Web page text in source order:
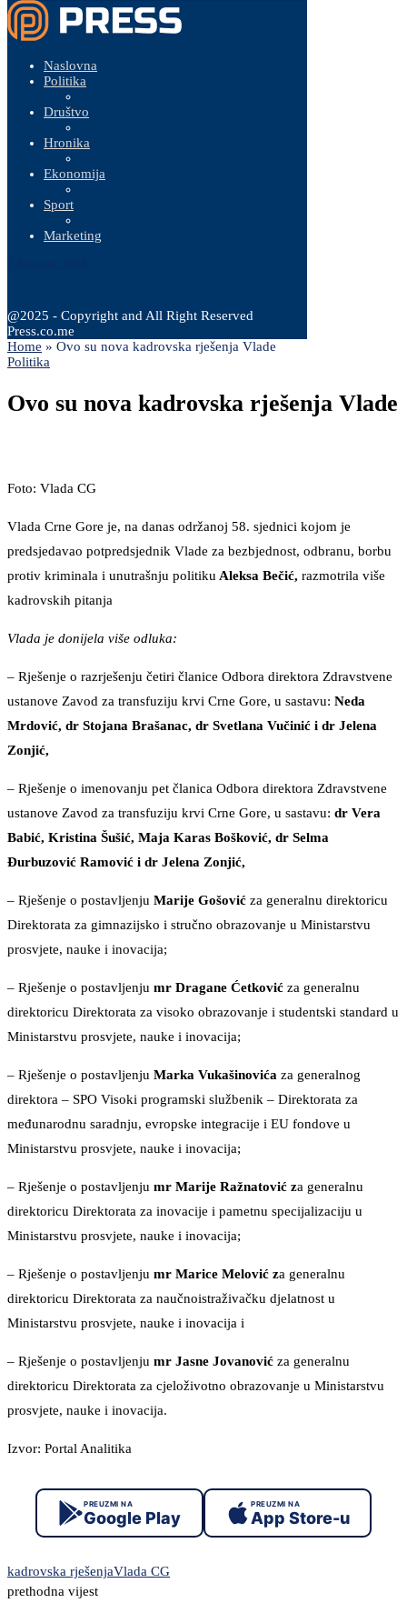
Naslovna
Politika
Društvo
Hronika
Ekonomija
Sport
Marketing
@2025 - Copyright and All Right Reserved
Press.co.me
Home » Ovo su nova kadrovska rješenja Vlade
Politika
Ovo su nova kadrovska rješenja Vlade
Foto: Vlada CG
Vlada Crne Gore je, na danas održanoj 58. sjednici kojom je
predsjedavao potpredsjednik Vlade za bezbjednost, odbranu, borbu
protiv kriminala i unutrašnju politiku Aleksa Bečić, razmotrila više
kadrovskih pitanja
Vlada je donijela više odluka:
– Rješenje o razrješenju četiri članice Odbora direktora Zdravstvene
ustanove Zavod za transfuziju krvi Crne Gore, u sastavu: Neda
Mrdović, dr Stojana Brašanac, dr Svetlana Vučinić i dr Jelena
Zonjić,
– Rješenje o imenovanju pet članica Odbora direktora Zdravstvene
ustanove Zavod za transfuziju krvi Crne Gore, u sastavu: dr Vera
Babić, Kristina Šušić, Maja Karas Bošković, dr Selma
Đurbuzović Ramović i dr Jelena Zonjić,
– Rješenje o postavljenju Marije Gošović za generalnu direktoricu
Direktorata za gimnazijsko i stručno obrazovanje u Ministarstvu
prosvjete, nauke i inovacija;
– Rješenje o postavljenju mr Dragane Ćetković za generalnu
direktoricu Direktorata za visoko obrazovanje i studentski standard u
Ministarstvu prosvjete, nauke i inovacija;
– Rješenje o postavljenju Marka Vukašinovića za generalnog
direktora – SPO Visoki programski službenik – Direktorata za
međunarodnu saradnju, evropske integracije i EU fondove u
Ministarstvu prosvjete, nauke i inovacija;
– Rješenje o postavljenju mr Marije Ražnatović za generalnu
direktoricu Direktorata za inovacije i pametnu specijalizaciju u
Ministarstvu prosvjete, nauke i inovacija;
– Rješenje o postavljenju mr Marice Melović za generalnu
direktoricu Direktorata za naučnoistraživačku djelatnost u
Ministarstvu prosvjete, nauke i inovacija i
– Rješenje o postavljenju mr Jasne Jovanović za generalnu
direktoricu Direktorata za cjeloživotno obrazovanje u Ministarstvu
prosvjete, nauke i inovacija.
Izvor: Portal Analitika
PREUZMI NA
Google Play
PREUZMI NA
App Store-u
kadrovska rješenjaVlada CG
prethodna vijest